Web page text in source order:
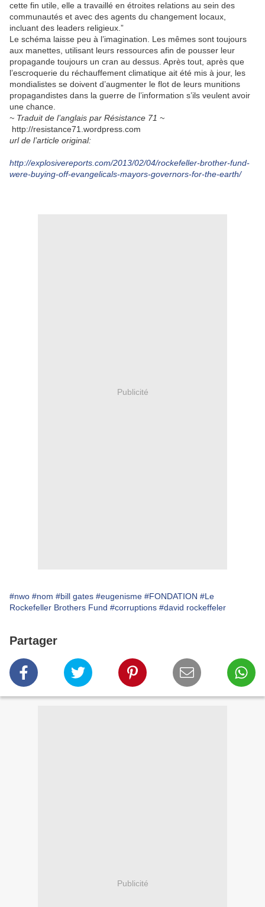
cette fin utile, elle a travaillé en étroites relations au sein des
communautés et avec des agents du changement locaux,
incluant des leaders religieux.”
Le schéma laisse peu à l’imagination. Les mêmes sont toujours
aux manettes, utilisant leurs ressources afin de pousser leur
propagande toujours un cran au dessus. Après tout, après que
l’escroquerie du réchauffement climatique ait été mis à jour, les
mondialistes se doivent d’augmenter le flot de leurs munitions
propagandistes dans la guerre de l’information s’ils veulent avoir
une chance.
~ Traduit de l’anglais par Résistance 71 ~
http://resistance71.wordpress.com
url de l’article original:
http://explosivereports.com/2013/02/04/rockefeller-brother-fund-
were-buying-off-evangelicals-mayors-governors-for-the-earth/
Publicité
#nwo #nom #bill gates #eugenisme #FONDATION #Le
Rockefeller Brothers Fund #corruptions #david rockeffeler
Partager
Publicité